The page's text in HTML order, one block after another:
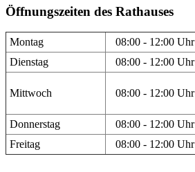
Öffnungszeiten des Rathauses
Montag 08:00 - 12:00 Uhr
Dienstag
08:00 - 12:00 Uhr
Mittwoch 08:00 - 12:00 Uhr
Donnerstag 08:00 - 12:00 Uhr
Freitag
08:00 - 12:00 Uhr